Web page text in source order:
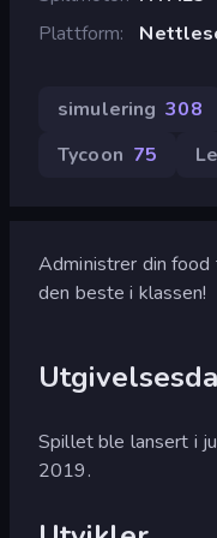
Plattform
simulering 308
Tycoon 75
Administrer din
den beste i klassen!
Spillet ble lansert i
2019.